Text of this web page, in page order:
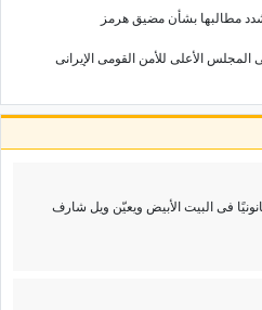
الأعلى للأمن القومی الإیرانی
فی البیت الأبیض ویعیّن ویل شارف